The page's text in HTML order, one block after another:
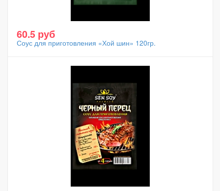
60.5 руб
Соус для приготовления «Хой шин» 120гр.